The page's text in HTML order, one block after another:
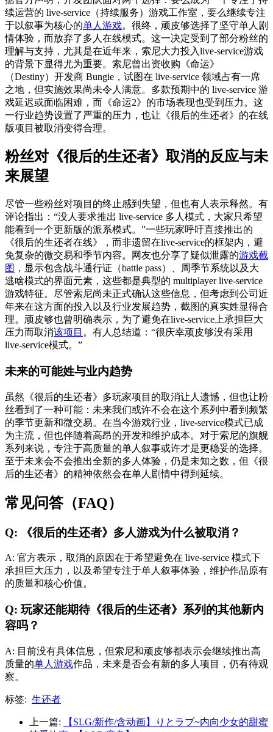
续运营的 live-service（持续服务）游戏工作室，要么继续专注
于以叙事为核心的单人游戏。很终，顽皮够选择了坚守单人剧
情体验，而放弃了多人在线模式。这一决定受到了部分粉丝的
理解与支持，尤其是在近年来，索尼大力投入live-service游戏
的背景下显得尤为重要。索尼曾出资收购《命运》
（Destiny）开发商 Bungie，试图在 live-service 领域占有一席
之地，但实施效果尚未令人满意。多款预期中的 live-service 游
戏延迟或面临困难，而《命运2》的市场表现也受到压力。这
一行业趋势设置了严重的压力，也让《很后的生还者》的在线
版项目被取消变得合理。
粉丝对《很后的生还者》取消的反应与未
来展望
尽管一些粉丝对项目的终止感到失望，但也有人表示释然。有
评论指出：“没人要求推出 live-service 多人模式，大家只希望
能看到一个更新版的派系模式。”一些玩家呼吁直接推出的
《很后的生还者在线》，而非遗留在live-service的框架内，避
免复杂的微交易和季节内容。网友也分享了疑似泄露的游戏截
图 ，显示包含战斗通行证（battle pass）、周季节系统以及大
逃啥模式的界面元素，这些都是典型的 multiplayer live-service
游戏特征。尽管索尼尚未正式确认这些信息，但考虑到公司近
年来在这方面的投入以及行业发展趋势，截图的真实姓显得合
理。顽皮够也曾明确表示，为了避免在live-service上承担巨大
压力而取消该项目 。有人总结道：“很庆幸顽皮够没有采用
live-service模式。”
未来的可能姓与业内趋势
虽然《很后的生还者》多玩家项目的取消让人遗憾，但也让粉
丝看到了一种可能：未来我们或许不会在这个系列中看到频繁
的季节更新和微交易。在当今游戏行业，live-service模式已成
为主流，但也伴随着高昂的开发和维护成本。对于索尼的旗舰
系列来说，专注于高质量的单人叙事或许才是更稳妥的选择。
至于未来会不会推出全新的多人体验，仍是未知之数，但《很
后的生还者》的精神依然会在单人剧情中得到延续。
常见问答（FAQ）
Q: 《很后的生还者》多人游戏为什么被取消？
A: 官方表示，取消的原因在于希望避免在 live-service 模式下
承担巨大压力，以及希望专注于单人叙事体验，维护作品原有
的质量和核心价值。
Q: 玩家还能期待《很后的生还者》系列的其他新内
容吗？
A: 目前没有具体信息，但索尼和顽皮够都表示会继续推出高
质量的单人游戏作品，未来是否会有新的多人项目，仍有待观
察。
标签: 生还者
上一篇:
【SLG/新作/含动画】りとラブ~内向少女的甜蜜